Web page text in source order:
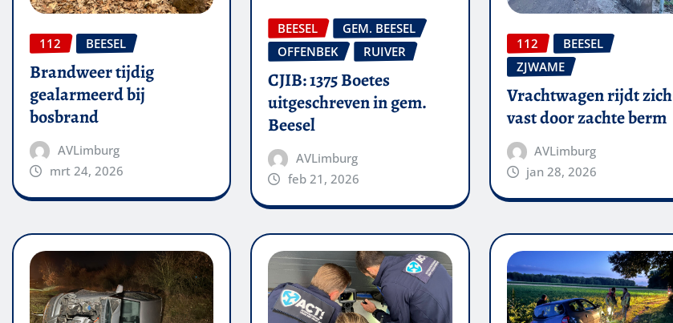
112 BEESEL
Brandweer tijdig
gealarmeerd bij
bosbrand
AVLimburg
mrt 24, 2026
BEESEL
GEM. BEESEL
OFFENBEK
RUIVER
CJIB: 1375 Boetes
uitgeschreven in gem.
Beesel
AVLimburg
feb 21, 2026
112
BEESEL
ZJWAME
Vrachtwagen rijdt zich
vast door zachte berm
AVLimburg
jan 28, 2026